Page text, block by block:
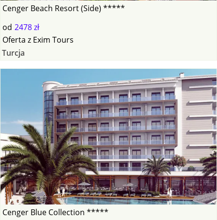
Cenger Beach Resort (Side) *****
od 2478 zł
Oferta z Exim Tours
Turcja
Cenger Blue Collection *****